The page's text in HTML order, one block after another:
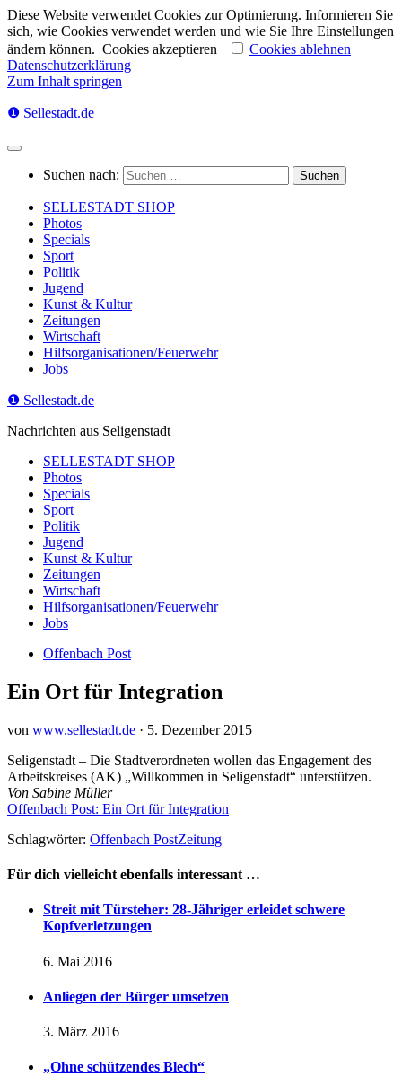
Diese Website verwendet Cookies zur Optimierung. Informieren Sie
sich, wie Cookies verwendet werden und wie Sie Ihre Einstellungen
ändern können. Cookies akzeptieren
Cookies ablehnen
Datenschutzerklärung
Zum Inhalt springen
❶ Sellestadt.de
Suchen nach:
SELLESTADT SHOP
Photos
Specials
Sport
Politik
Jugend
Kunst & Kultur
Zeitungen
Wirtschaft
Hilfsorganisationen/Feuerwehr
Jobs
❶ Sellestadt.de
Nachrichten aus Seligenstadt
SELLESTADT SHOP
Photos
Specials
Sport
Politik
Jugend
Kunst & Kultur
Zeitungen
Wirtschaft
Hilfsorganisationen/Feuerwehr
Jobs
Offenbach Post
Ein Ort für Integration
von www.sellestadt.de · 5. Dezember 2015
Seligenstadt – Die Stadtverordneten wollen das Engagement des
Arbeitskreises (AK) „Willkommen in Seligenstadt“ unterstützen.
Von Sabine Müller
Offenbach Post: Ein Ort für Integration
Schlagwörter: Offenbach PostZeitung
Für dich vielleicht ebenfalls interessant …
Streit mit Türsteher: 28-Jähriger erleidet schwere
Kopfverletzungen
6. Mai 2016
Anliegen der Bürger umsetzen
3. März 2016
„Ohne schützendes Blech“